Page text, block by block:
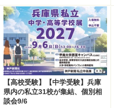
【高校受験】【中学受験】兵庫
県内の私立31校が集結、個別相
談会9/6